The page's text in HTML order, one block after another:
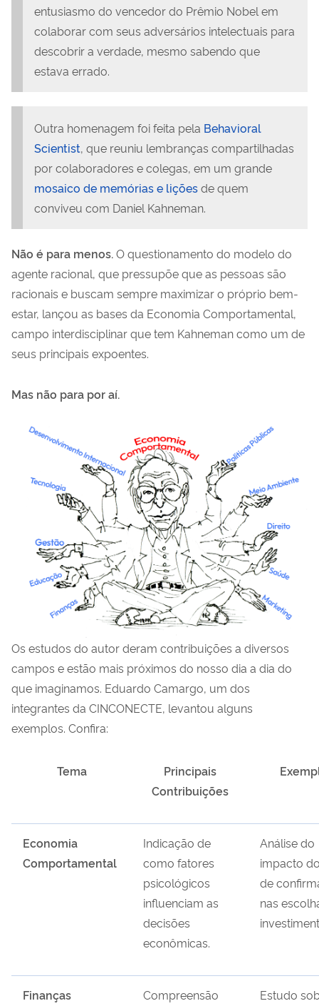
entusiasmo do vencedor do Prêmio Nobel em
colaborar com seus adversários intelectuais para
descobrir a verdade, mesmo sabendo que
estava errado.
Outra homenagem foi feita pela Behavioral
Scientist, que reuniu lembranças compartilhadas
por colaboradores e colegas, em um grande
mosaico de memórias e liçõesde quem
conviveu com Daniel Kahneman.
Não é para menos.O questionamento do modelo do
agente racional, que pressupõe que as pessoas são
racionais e buscam sempre maximizar o próprio bem-
estar, lançou as bases da Economia Comportamental,
campo interdisciplinar que tem Kahneman como um de
seus principais expoentes.
Mas não para por aí.
Os estudos do autor deram contribuições a diversos
campos e estão mais próximos do nosso dia a dia do
que imaginamos. Eduardo Camargo, um dos
integrantes da CINCONECTE, levantou alguns
exemplos. Confira:
Tema
Principais
Contribuições
Economia
Comportamental
Indicação de
como fatores
psicológicos
influenciam as
decisões
econômicas.
Análise do
impacto
de
nas
Finanças
Compreensão
Estudo